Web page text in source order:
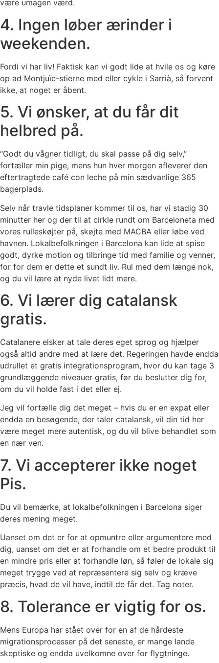
være umagen værd.
4. Ingen løber ærinder i
weekenden.
Fordi vi har liv! Faktisk kan vi godt lide at hvile os og køre
op ad Montjuïc-stierne med eller cykle i Sarrià, så forvent
ikke, at noget er åbent.
5. Vi ønsker, at du får dit
helbred på.
“Godt du vågner tidligt, du skal passe på dig selv,”
fortæller min pige, mens hun hver morgen afleverer den
eftertragtede café con leche på min sædvanlige 365
bagerplads.
Selv når travle tidsplaner kommer til os, har vi stadig 30
minutter her og der til at cirkle rundt om Barceloneta med
vores rulleskøjter på, skøjte med MACBA eller løbe ved
havnen. Lokalbefolkningen i Barcelona kan lide at spise
godt, dyrke motion og tilbringe tid med familie og venner,
for for dem er dette et sundt liv. Rul med dem længe nok,
og du vil lære at nyde livet lidt mere.
6. Vi lærer dig catalansk
gratis.
Catalanere elsker at tale deres eget sprog og hjælper
også altid andre med at lære det. Regeringen havde endda
udrullet et gratis integrationsprogram, hvor du kan tage 3
grundlæggende niveauer gratis, før du beslutter dig for,
om du vil holde fast i det eller ej.
Jeg vil fortælle dig det meget – hvis du er en expat eller
endda en besøgende, der taler catalansk, vil din tid her
være meget mere autentisk, og du vil blive behandlet som
en nær ven.
7. Vi accepterer ikke noget
Pis.
Du vil bemærke, at lokalbefolkningen i Barcelona siger
deres mening meget.
Uanset om det er for at opmuntre eller argumentere med
dig, uanset om det er at forhandle om et bedre produkt til
en mindre pris eller at forhandle løn, så føler de lokale sig
meget trygge ved at repræsentere sig selv og kræve
præcis, hvad de vil have, indtil de får det. Tag noter.
8. Tolerance er vigtig for os.
Mens Europa har stået over for en af ​​de hårdeste
migrationsprocesser på det seneste, er mange lande
skeptiske og endda uvelkomne over for flygtninge.